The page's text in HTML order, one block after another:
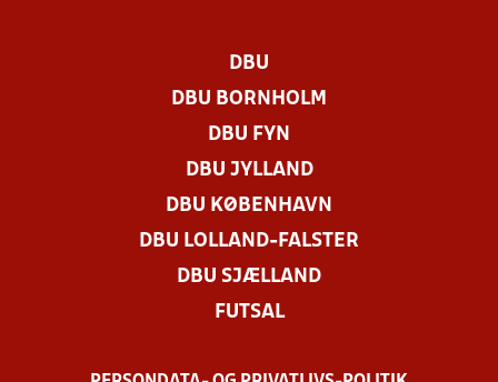
DBU
DBU BORNHOLM
DBU FYN
DBU JYLLAND
DBU KØBENHAVN
DBU LOLLAND-FALSTER
DBU SJÆLLAND
FUTSAL